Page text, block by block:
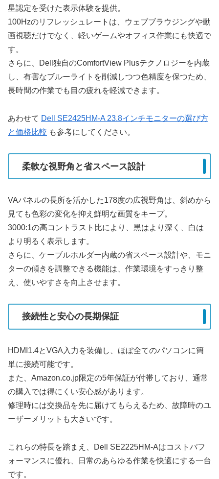
星認定を受けた表示体験を提供。
100Hzのリフレッシュレートは、ウェブブラウジングや動
画視聴だけでなく、軽いゲームやオフィス作業にも快適で
す。
さらに、Dell独自のComfortView Plusテクノロジーを内蔵
し、有害なブルーライトを削減しつつ色精度を保つため、
長時間の作業でも目の疲れを軽減できます。
あわせて Dell SE2425HM-A 23.8インチモニターの選び方
と価格比較 も参考にしてください。
柔軟な視野角と省スペース設計
VAパネルの長所を活かした178度の広視野角は、斜めから
見ても色彩の変化を抑え鮮明な画質をキープ。
3000:1の高コントラスト比により、黒はより深く、白は
より明るく表示します。
さらに、ケーブルホルダー内蔵の省スペース設計や、モニ
ターの傾きを調整できる機能は、作業環境をすっきり整
え、使いやすさを向上させます。
接続性と安心の長期保証
HDMI1.4とVGA入力を装備し、ほぼ全てのパソコンに簡
単に接続可能です。
また、Amazon.co.jp限定の5年保証が付帯しており、通常
の購入では得にくい安心感があります。
修理時には交換品を先に届けてもらえるため、故障時のユ
ーザーメリットも大きいです。
これらの特長を踏まえ、Dell SE2225HM-Aはコストパフ
ォーマンスに優れ、日常のあらゆる作業を快適にする一台
です。